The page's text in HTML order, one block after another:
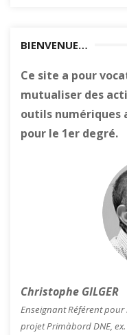
BIENVENUE…
Ce site a pour
mutualiser des
outils numériques
pour le 1er degré.
Christophe GILGER
Enseignant Référent
projet Primàbord DNE,